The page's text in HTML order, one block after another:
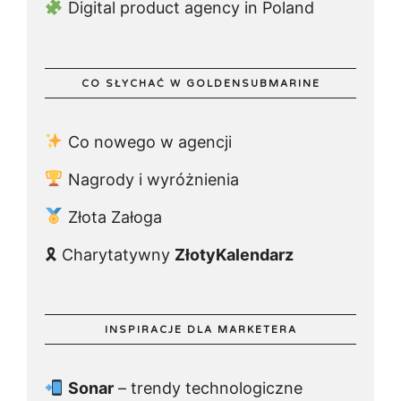
dostępne są w ustawieniach oprogramowania
Korzystanie z plików cookie we wskazanych powyżej
celach może wiązać się z przetwarzaniem Twoich
osobowych jest GoldenSubmarine Sp. z o.o. Sp.k.
Więcej informacji o korzystaniu przez nas i naszych
partnerów z plików cookie oraz o przetwarzaniu Twoich
danych osobowych, w tym o przysługujących Ci
uprawnieniach, znajdziesz w naszej Polityce
prywatności.
Digital product agency in Poland
CO SŁYCHAĆ W GOLDENSUBMARINE
Co nowego w agencji
Nagrody i wyróżnienia
Złota Załoga
🎗 Charytatywny ZłotyKalendarz
INSPIRACJE DLA MARKETERA
Sonar– trendy technologiczne